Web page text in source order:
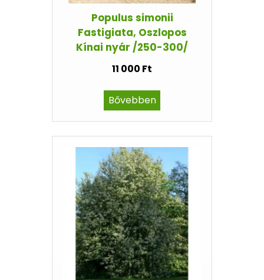
Populus simonii
Fastigiata, Oszlopos
Kínai nyár /250-300/
11 000 Ft
Bővebben